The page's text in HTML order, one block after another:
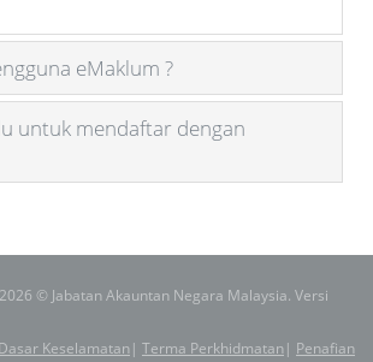
eMaklum ?
untuk mendaftar dengan
© Jabatan Akauntan Negara Malaysia. Versi
Dasar Keselamatan| Terma Perkhidmatan| Penafian